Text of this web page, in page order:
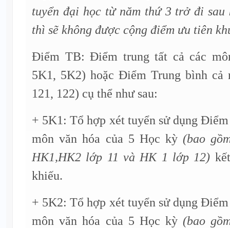
tuyển đại học từ năm thứ 3 trở đi
thì sẽ không được cộng điểm ưu tiên
Điểm TB: Điểm trung tất cả các
5K1, 5K2) hoặc Điểm Trung bình cả
121, 122) cụ thể như sau:
+ 5K1: Tổ hợp xét tuyển sử dụng
môn văn hóa của 5 Học kỳ(bao
HK1,HK2 lớp 11 và HK 1 lớp 12)
khiếu.
+ 5K2: Tổ hợp xét tuyển sử dụng
môn văn hóa của 5 Học kỳ(bao